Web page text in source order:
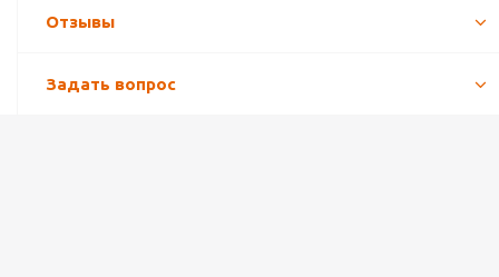
Отзывы
Задать вопрос